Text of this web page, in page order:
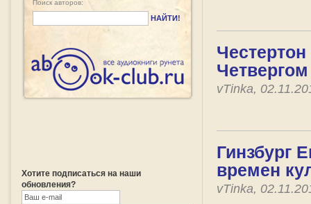
Поиск авторов:
НАЙТИ!
Хотите подписаться на наши
обновления?
Четвергом
vTinka,
Гинзбург
времен
vTinka,